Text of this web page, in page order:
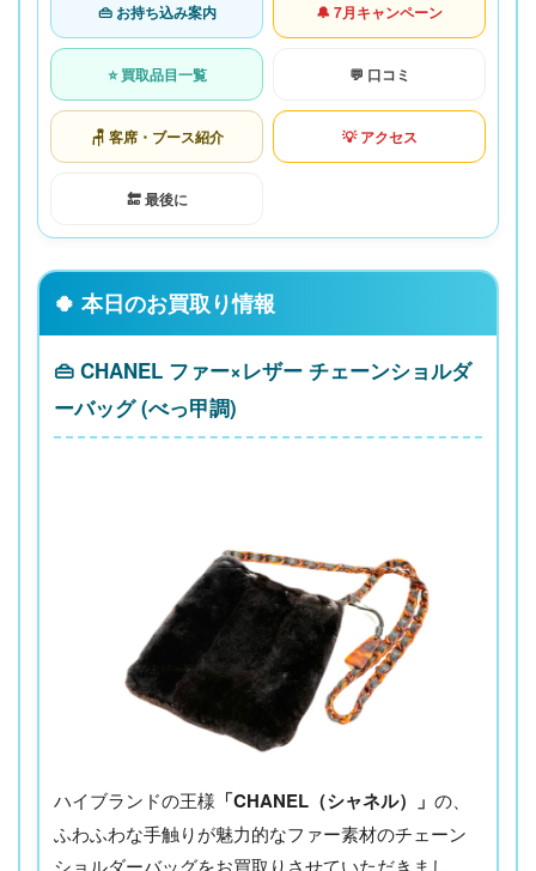
👜 お持ち込み案内 🔔 7月キャンペーン
⭐ 買取品目一覧 💬 口コミ
🪑 客席・ブース紹介 💡 アクセス
🔚 最後に
🍀 本日のお買取り情報
👜 CHANEL ファー×レザー チェーンショルダ
ーバッグ (べっ甲調)
ハイブランドの王様 「CHANEL（シャネル）」 の、
ふわふわな手触りが魅力的なファー素材のチェーン
ショルダーバッグをお買取りさせていただきまし